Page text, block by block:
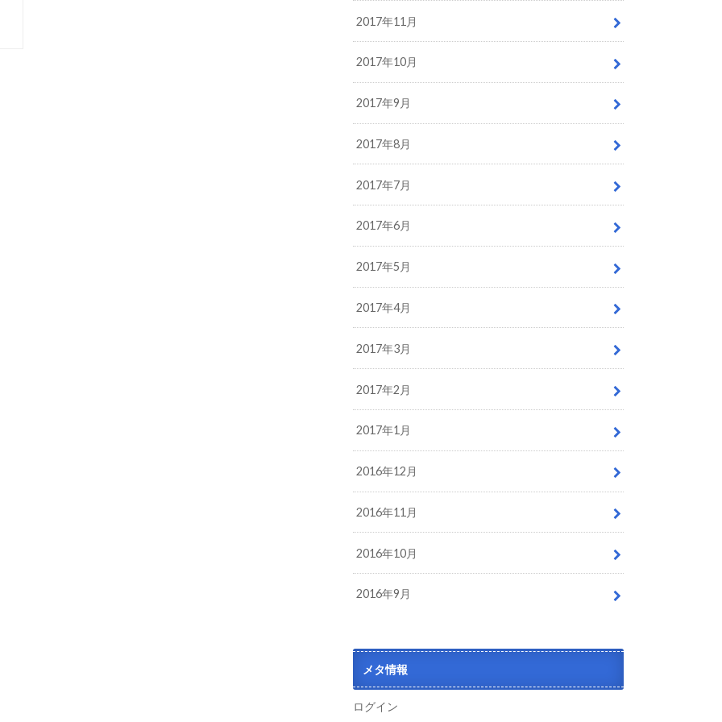
2017年11月
2017年10月
2017年9月
2017年8月
2017年7月
2017年6月
2017年5月
2017年4月
2017年3月
2017年2月
2017年1月
2016年12月
2016年11月
2016年10月
2016年9月
メタ情報
ログイン